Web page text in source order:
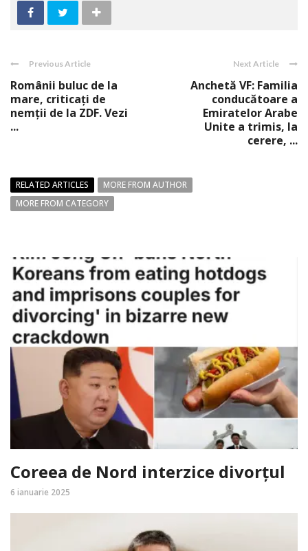
Previous Article
Românii buluc de la
mare, criticaţi de
nemţii de la ZDF. Vezi
...
Next Article
Anchetă VF: Familia
conducătoare a
Emiratelor Arabe
Unite a trimis, la
cerere, ...
RELATED ARTICLES
MORE FROM AUTHOR
MORE FROM CATEGORY
Coreea de Nord interzice divorțul
6 ianuarie 2025